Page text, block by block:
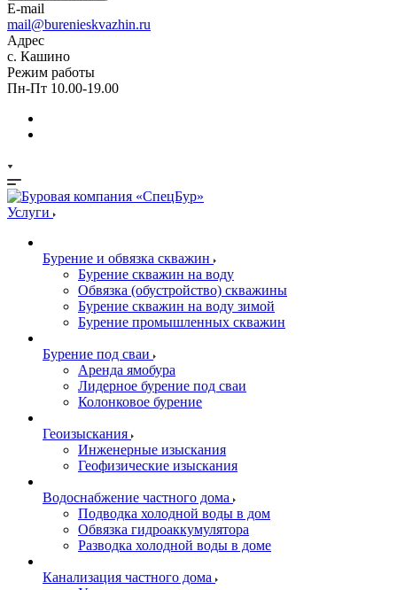
E-mail
mail@burenieskvazhin.ru
Адрес
с. Кашино
Режим работы
Пн-Пт 10.00-19.00
Услуги
Бурение и обвязка скважин
Бурение скважин на воду
Обвязка (обустройство) скважины
Бурение скважин на воду зимой
Бурение промышленных скважин
Бурение под сваи
Аренда ямобура
Лидерное бурение под сваи
Колонковое бурение
Геоизыскания
Инженерные изыскания
Геофизические изыскания
Водоснабжение частного дома
Подводка холодной воды в дом
Обвязка гидроаккумулятора
Разводка холодной воды в доме
Канализация частного дома